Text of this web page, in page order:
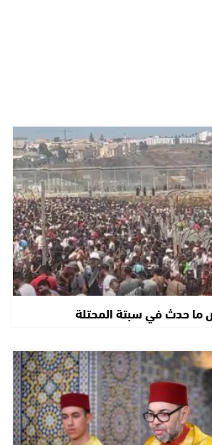
حدث في سبتة المحتلة